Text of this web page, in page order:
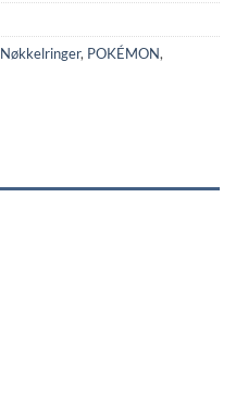
Nøkkelringer, POKÉMON,